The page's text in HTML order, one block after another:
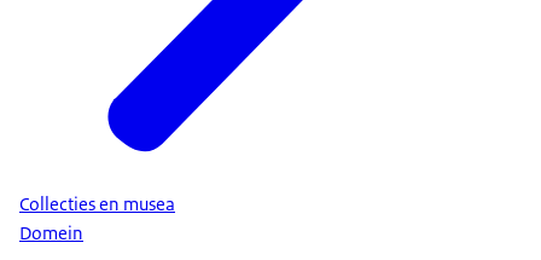
Collecties en musea
Domein